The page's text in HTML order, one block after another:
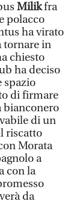
Milikfra
polacco
ha virato
tornare in
chiesto
ha deciso
spazio
di firmare
bianconero
di un
riscatto
Morata
a
con la
da